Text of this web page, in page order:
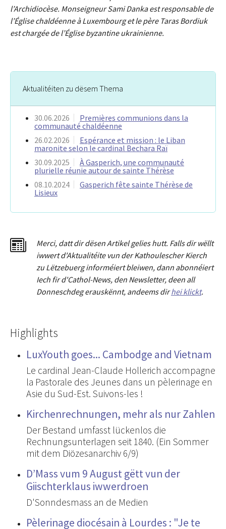
l’Archidiocèse. Monseigneur Sami Danka est responsable de
l’Église chaldéenne à Luxembourg et le père Taras Bordiuk
est chargée de l’Église byzantine ukrainienne.
Aktualitéiten zu dësem Thema
30.06.2026
Premières communions dans la
communauté chaldéenne
26.02.2026
Espérance et mission : le Liban
maronite selon le cardinal Bechara Raï
30.09.2025
À Gasperich, une communauté
plurielle réunie autour de sainte Thérèse
08.10.2024
Gasperich fête sainte Thérèse de
Lisieux
Merci, dattdir dësen Artikel gelies hutt. Falls dir wëllt
iwwert d'Aktualitéite vun der Kathoulescher Kierch
zu Lëtzebuerg informéiert bleiwen, dann abonnéiert
Iech fir d'Cathol-News, den Newsletter, deen all
Donneschdeg erauskënnt, andeems dirhei klickt.
Highlights
LuxYouth goes... Cambodge and Vietnam
Le cardinal Jean-Claude Hollerich accompagne
la Pastorale des Jeunes dans un pèlerinage en
Asie du Sud-Est. Suivons-les !
Kirchenrechnungen, mehr als nur Zahlen
Der Bestand umfasst lückenlos die
Rechnungsunterlagen seit 1840. (Ein Sommer
mit dem Diözesanarchiv 6/9)
D’Mass vum 9 August gëtt vun der
Giischterklaus iwwerdroen
D'Sonndesmass an de Medien
Pèlerinage diocésain à Lourdes : "Je te